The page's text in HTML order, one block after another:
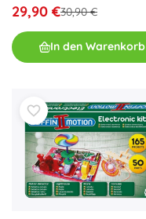
29,90 €30,90 €
In den Warenkorb